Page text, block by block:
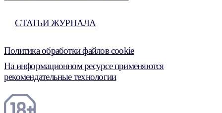
СТАТЬИ ЖУРНАЛА
Политика обработки файлов cookie
На информационном ресурсе применяются
рекомендательные технологии